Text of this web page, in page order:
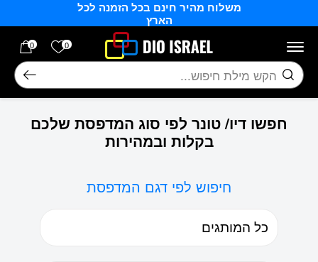
משלוח מהיר חינם בכל הזמנה לכל
הארץ
0 הרשימה
0
חיפוש
חפשו דיו/ טונר לפי סוג המדפסת שלכם
בקלות ובמהירות
חיפוש לפי דגם המדפסת